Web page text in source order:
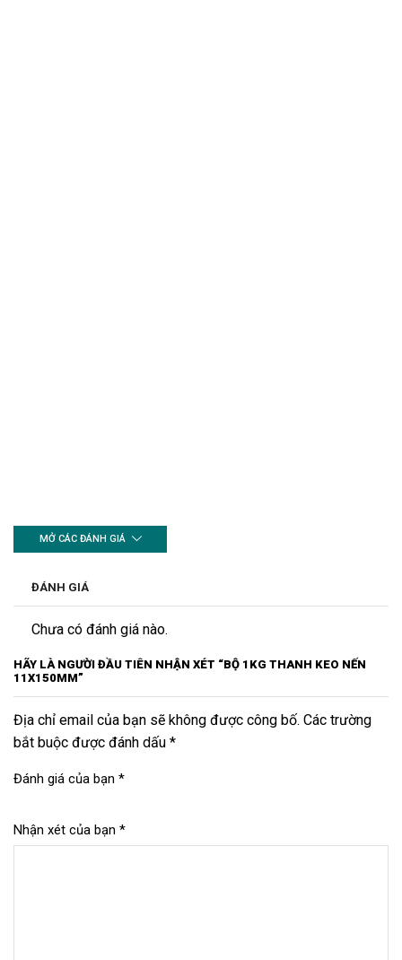
MỞ CÁC ĐÁNH GIÁ
ĐÁNH GIÁ
Chưa có đánh giá nào.
HÃY LÀ NGƯỜI ĐẦU TIÊN NHẬN XÉT “BỘ 1KG THANH KEO NẾN
11X150MM”
Địa chỉ email của bạn sẽ không được công bố. Các trường
bắt buộc được đánh dấu *
Đánh giá của bạn *
Nhận xét của bạn *